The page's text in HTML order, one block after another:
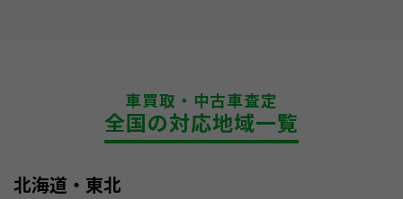
車買取・中古車査定
全国の対応地域一覧
北海道・東北